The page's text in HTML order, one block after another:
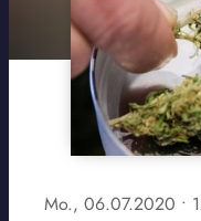
Mo., 06.07.2020 •